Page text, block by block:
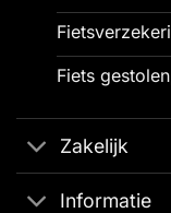
Fiets
Zakelijk
Informatie